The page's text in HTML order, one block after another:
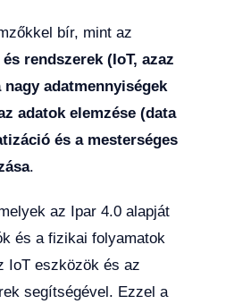
bír, mint az
rendszerek (IoT, azaz
adatmennyiségek
adatok elemzése (data
és a mesterséges
.
az Ipar 4.0 alapját
és a fizikai folyamatok
IoT eszközök és az
segítségével. Ezzel a